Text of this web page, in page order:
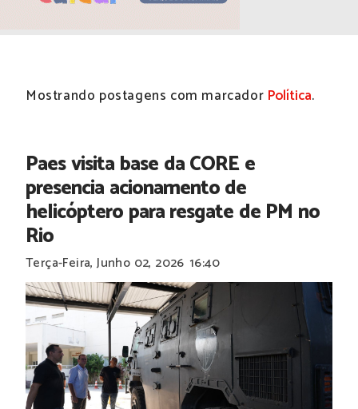
Mostrando postagens com marcador Política.
Paes visita base da CORE e
presencia acionamento de
helicóptero para resgate de PM no
Rio
Terça-Feira, Junho 02, 2026 16:40